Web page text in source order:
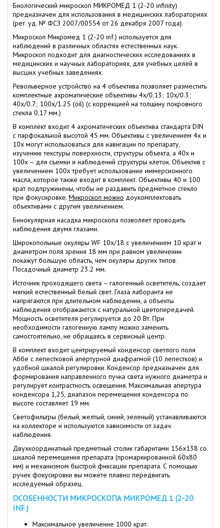
Биологический микроскоп МИКРОМЕД 1 (2-20 infinity)
предназначен для использования в медицинских лабораториях
(рег. уд. № ФСЗ 2007/00554 от 26 декабря 2007 года).
Микроскоп Микромед 1 (2-20 inf.) используется для
наблюдений в различных областях естественных наук.
Микроскоп подходит для диагностических исследованиях в
медицинских и научных лабораториях, для учебных целей в
высших учебных заведениях.
Револьверное устройство на 4 объектива позволяет разместить
комплектные ахроматические объективы 4x/0.13; 10x/0.3;
40x/0.7; 100x/1.25 (oil) (с коррекцией на толщину покровного
стекла 0,17 мм.)
В комплект входит 4 ахроматических объектива стандарта DIN
с парфокальной высотой 45 мм. Объективы с увеличением 4х и
10х могут использоваться для навигации по препарату,
изучению текстуры поверхности, структуры объекта, а 40х и
100х – для съемки и наблюдений структуры клеток. Объектив с
увеличением 100х требует использование иммерсионного
масла, которое также входит в комплект. Объективы 40 и 100
крат подпружинены, чтобы не раздавить предметное стекло
при фокусировке. Микроскоп можно доукомплектовать
объективами с другим увеличением.
Бинокулярная насадка микроскопа позволяет проводить
наблюдения двумя глазами.
Широкопольные окуляры WF 10х/18 с увеличением 10 крат и
диаметром поля зрения 18 мм при равном увеличении
покажут большую область, чем окуляры других типов.
Посадочный диаметр 23.2 мм.
Источник проходящего света – галогенный осветитель, создает
мягкий естественный белый свет. Глаза лаборанта не
напрягаются при длительном наблюдении, а объекты
наблюдения отображаются с натуральной цветопередачей.
Мощность осветителя регулируется до 20 Вт. При
необходимости галогенную лампу можно заменить
самостоятельно, не обращаясь в сервисный центр.
В комплект входит центрируемый конденсор светлого поля
Аббе с лепестковой апертурной диафрагмой (10 лепестков) и
удобной шкалой регулировки. Конденсор предназначен для
формирования направленного пучка света нужного диаметра и
регулирует контрастность освещения. Максимальная апертура
конденсора 1,25, диапазон перемещения конденсора по
высоте составляет 19 мм.
Светофильтры (белый, желтый, синий, зеленый) устанавливаются
на коллекторе и используются зависимости от задач
наблюдения.
Двухкоординатный предметный столик габаритами 156х138 со
шкалой перемещения препарата (промаркированной 60х80
мм) и механизмом быстрой фиксации препарата. С помощью
ручек фокусировки вы можете плавно передвигать
исследуемый образец.
ОСОБЕННОСТИ МИКРОСКОПА МИКРОМЕД 1 (2-20
INF.)
Максимальное увеличение 1000 крат.